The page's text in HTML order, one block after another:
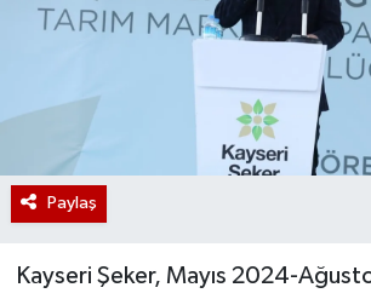
Paylaş
Kayseri Şeker, Mayıs 2024-